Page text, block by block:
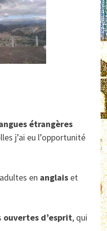
étrangères
j’ai eu l’opportunité
en anglais et
ouvertes d’esprit, qui